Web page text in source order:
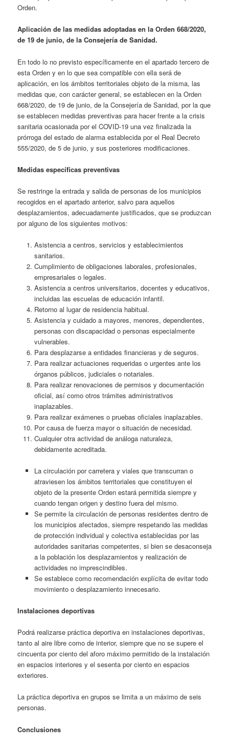
Orden.
Aplicación de las medidas adoptadas en la Orden 668/2020,
de 19 de junio, de la Consejería de Sanidad.
En todo lo no previsto específicamente en el apartado tercero de
esta Orden y en lo que sea compatible con ella será de
aplicación, en los ámbitos territoriales objeto de la misma, las
medidas que, con carácter general, se establecen en la Orden
668/2020, de 19 de junio, de la Consejería de Sanidad, por la que
se establecen medidas preventivas para hacer frente a la crisis
sanitaria ocasionada por el COVID-19 una vez finalizada la
prórroga del estado de alarma establecida por el Real Decreto
555/2020, de 5 de junio, y sus posteriores modificaciones.
Medidas específicas preventivas
Se restringe la entrada y salida de personas de los municipios
recogidos en el apartado anterior, salvo para aquellos
desplazamientos, adecuadamente justificados, que se produzcan
por alguno de los siguientes motivos:
Asistencia a centros, servicios y establecimientos
sanitarios.
Cumplimiento de obligaciones laborales, profesionales,
empresariales o legales.
Asistencia a centros universitarios, docentes y educativos,
incluidas las escuelas de educación infantil.
Retorno al lugar de residencia habitual.
Asistencia y cuidado a mayores, menores, dependientes,
personas con discapacidad o personas especialmente
vulnerables.
Para desplazarse a entidades financieras y de seguros.
Para realizar actuaciones requeridas o urgentes ante los
órganos públicos, judiciales o notariales.
Para realizar renovaciones de permisos y documentación
oficial, así como otros trámites administrativos
inaplazables.
Para realizar exámenes o pruebas oficiales inaplazables.
Por causa de fuerza mayor o situación de necesidad.
Cualquier otra actividad de análoga naturaleza,
debidamente acreditada.
La circulación por carretera y viales que transcurran o
atraviesen los ámbitos territoriales que constituyen el
objeto de la presente Orden estará permitida siempre y
cuando tengan origen y destino fuera del mismo.
Se permite la circulación de personas residentes dentro de
los municipios afectados, siempre respetando las medidas
de protección individual y colectiva establecidas por las
autoridades sanitarias competentes, si bien se desaconseja
a la población los desplazamientos y realización de
actividades no imprescindibles.
Se establece como recomendación explícita de evitar todo
movimiento o desplazamiento innecesario.
Instalaciones deportivas
Podrá realizarse práctica deportiva en instalaciones deportivas,
tanto al aire libre como de interior, siempre que no se supere el
cincuenta por ciento del aforo máximo permitido de la instalación
en espacios interiores y el sesenta por ciento en espacios
exteriores.
La práctica deportiva en grupos se limita a un máximo de seis
personas.
Conclusiones